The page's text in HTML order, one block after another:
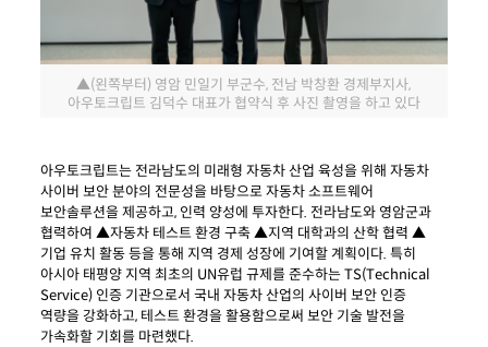
▲(왼쪽부터) 영암 민일기 부군수, 전남 박창환 경제부지사,
아우토크립트 김덕수 대표가 협약식 후 사진 촬영을 하고 있다
아우토크립트는 전라남도의 미래형 자동차 산업 육성을 위해 자동차
사이버 보안 분야의 전문성을 바탕으로 자동차 소프트웨어
보안솔루션을 제공하고, 인력 양성에 투자한다. 전라남도와 영암군과
협력하여 ▲자동차 테스트 환경 구축 ▲지역 대학과의 산학 협력 ▲
기업 유치 활동 등을 통해 지역 경제 성장에 기여할 계획이다. 특히
아시아 태평양 지역 최초의 UN유럽 규제를 준수하는 TS(Technical
Service) 인증 기관으로서 국내 자동차 산업의 사이버 보안 인증
역량을 강화하고, 테스트 환경을 활용함으로써 보안 기술 발전을
가속화할 기회를 마련했다.